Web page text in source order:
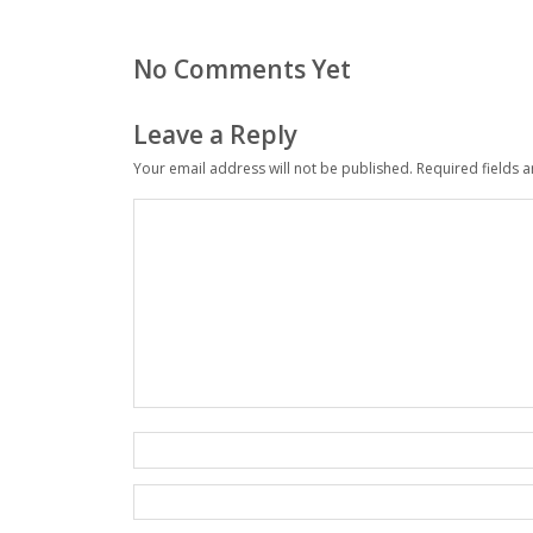
No Comments Yet
Leave a Reply
Your email address will not be published. Required fields